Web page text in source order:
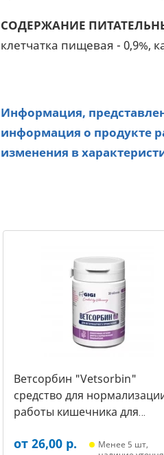
СОДЕРЖАНИЕ
клетчатка пищевая - 0,9%,
Информация,
информация о продукте
изменения в
Ветсорбин "Vetsorbin"
средство для
работы кишечника для
от 26,00 р.
Менее 5 шт,